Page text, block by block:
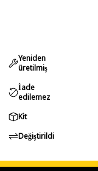
Yeniden
üretilmiş
İade
edilemez
Kit
Değiştirildi